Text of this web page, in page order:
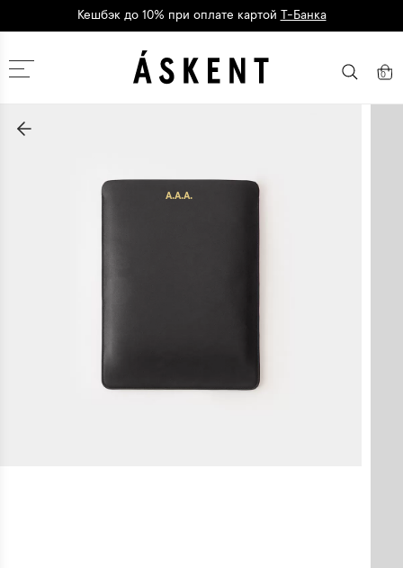
Кешбэк до 10% при оплате картой Т-Банка
Москва 0
A.A.A.